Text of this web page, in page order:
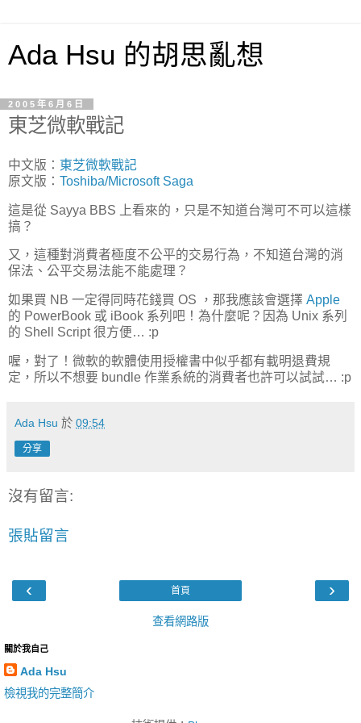
Ada Hsu 的胡思亂想
2005年6月6日
東芝微軟戰記
中文版： 東芝微軟戰記
原文版： Toshiba/Microsoft Saga
這是從 Sayya BBS 上看來的，只是不知道台灣可不可以這樣
搞？
又，這種對消費者極度不公平的交易行為，不知道台灣的消
保法、公平交易法能不能處理？
如果買 NB 一定得同時花錢買 OS ，那我應該會選擇 Apple
的 PowerBook 或 iBook 系列吧！為什麼呢？因為 Unix 系列
的 Shell Script 很方便… :p
喔，對了！微軟的軟體使用授權書中似乎都有載明退費規
定，所以不想要 bundle 作業系統的消費者也許可以試試… :p
Ada Hsu 於 09:54
分享
沒有留言:
張貼留言
‹ ›
首頁
查看網路版
關於我自己
Ada Hsu
檢視我的完整簡介